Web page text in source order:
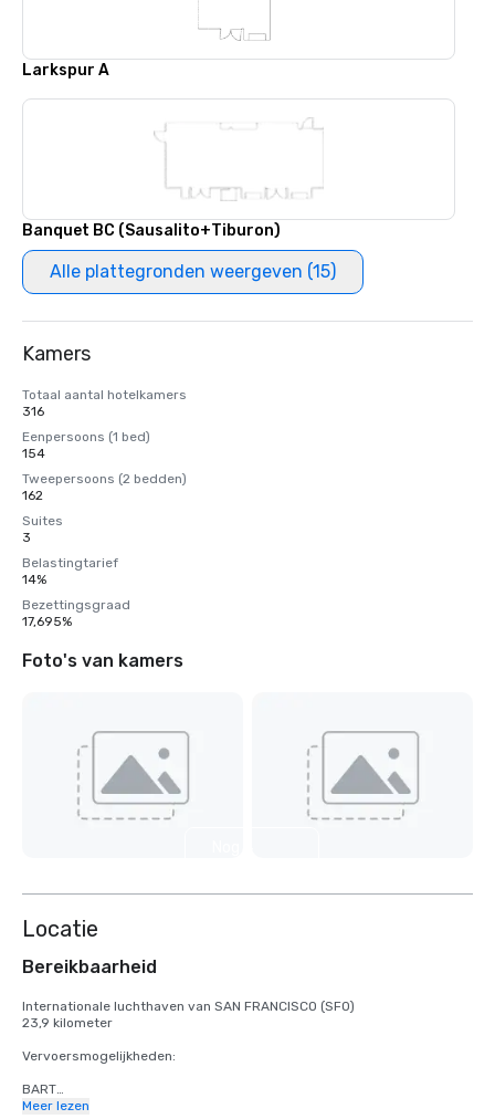
Larkspur A
Banquet BC (Sausalito+Tiburon)
Alle plattegronden weergeven (15)
Kamers
Totaal aantal hotelkamers
316
Eenpersoons (1 bed)
154
Tweepersoons (2 bedden)
162
Suites
3
Belastingtarief
14%
Bezettingsgraad
17,695%
Foto's van kamers
Locatie
Bereikbaarheid
Internationale luchthaven van SAN FRANCISCO (SFO)
23,9 kilometer
Vervoersmogelijkheden:
BART
Volwassenen
Meer lezen